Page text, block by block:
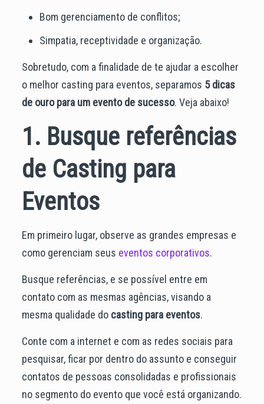
Bom gerenciamento de conflitos;
Simpatia, receptividade e organização.
Sobretudo, com a finalidade de te ajudar a escolher
o melhor casting para eventos, separamos 5 dicas
de ouro para um evento de sucesso. Veja abaixo!
1. Busque referências
de Casting para
Eventos
Em primeiro lugar, observe as grandes empresas e
como gerenciam seus eventos corporativos.
Busque referências, e se possível entre em
contato com as mesmas agências, visando a
mesma qualidade do casting para eventos.
Conte com a internet e com as redes sociais para
pesquisar, ficar por dentro do assunto e conseguir
contatos de pessoas consolidadas e profissionais
no segmento do evento que você está organizando.